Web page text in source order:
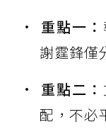
重點一：
謝霆鋒僅
重點二：
配，不必